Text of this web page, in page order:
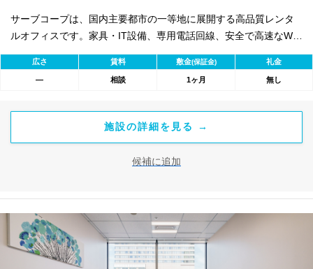
サーブコープは、国内主要都市の一等地に展開する高品質レンタ
ルオフィスです。家具・IT設備、専用電話回線、安全で高速なWi-
Fiを完備。バイリンガル秘書・受付サービス付きで即日ビジネス開
始が可能。初期費用を抑え、会議室やコワーキングスペースも利
用可能。最短1ヶ月から契約でき、柔軟な働き方に対応します。
広さ 賃料 敷金(保証金) 礼金
― 相談 1ヶ月 無し
施設の詳細を見る →
候補に追加